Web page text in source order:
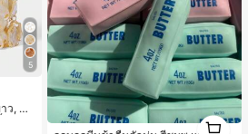
5
ว, แฟ
1